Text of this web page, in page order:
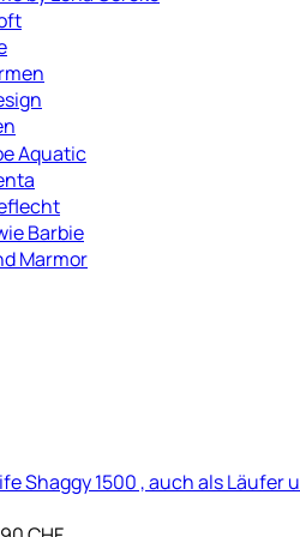
Aquatic
Barbie
Marmor
Shaggy 1500 , auch als Läufer